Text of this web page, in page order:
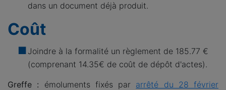
dans un document déjà produit.
Coût
Joindre à la formalité un règlement de 185.77 €
(comprenant 14.35€ de coût de dépôt d'actes).
Greffe : émoluments fixés par arrêté du 28 février